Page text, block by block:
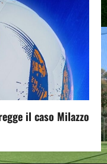
il caso Milazzo